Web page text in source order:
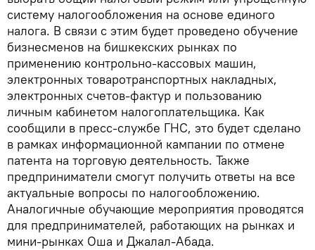
систему налогообложения на основе единого
налога. В связи с этим будет проведено обучение
бизнесменов на бишкекских рынках по
применению контрольно-кассовых машин,
электронных товаротранспортных накладных,
электронных счетов-фактур и пользованию
личным кабинетом налогоплательщика. Как
сообщили в пресс-службе ГНС, это будет сделано
в рамках информационной кампании по отмене
патента на торговую деятельность. Также
предприниматели смогут получить ответы на все
актуальные вопросы по налогообложению.
Аналогичные обучающие мероприятия проводятся
для предпринимателей, работающих на рынках и
мини-рынках Оша и Джалал-Абада.